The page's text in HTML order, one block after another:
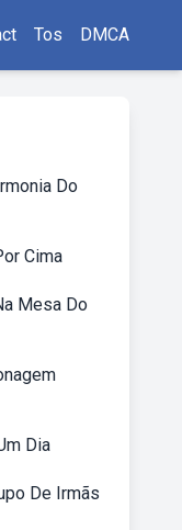
Tos DMCA
Do
Cima
Mesa Do
Dia
De Irmãs